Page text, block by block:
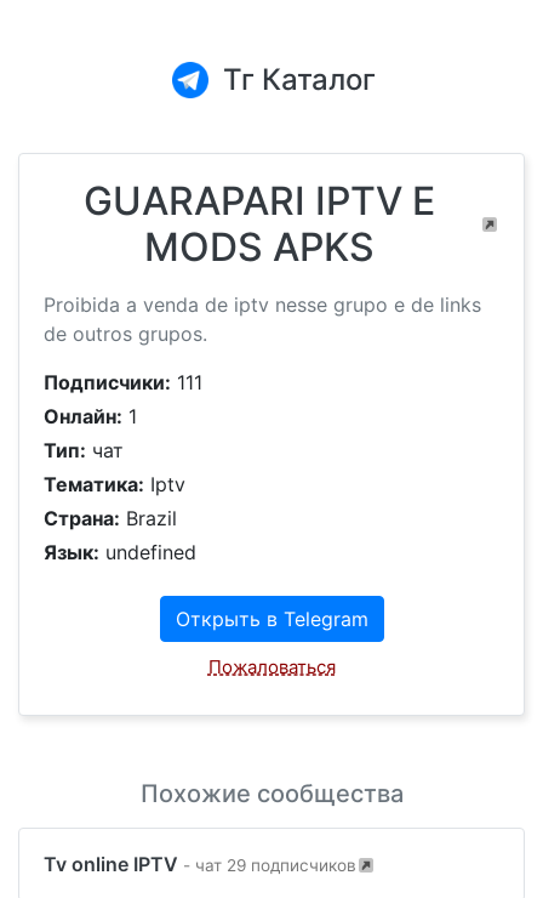
Тг Каталог
GUARAPARI IPTV E
MODS APKS
Proibida a venda de iptv nesse grupo e de links
de outros grupos.
Подписчики: 111
Онлайн: 1
Тип: чат
Тематика: Iptv
Страна: Brazil
Язык: undefined
Открыть в Telegram
Пожаловаться
Похожие сообщества
Tv online IPTV - чат 29 подписчиков